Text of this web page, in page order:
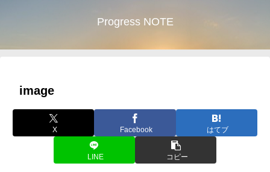
Progress NOTE
image
X Facebook はてブ
LINE コピー